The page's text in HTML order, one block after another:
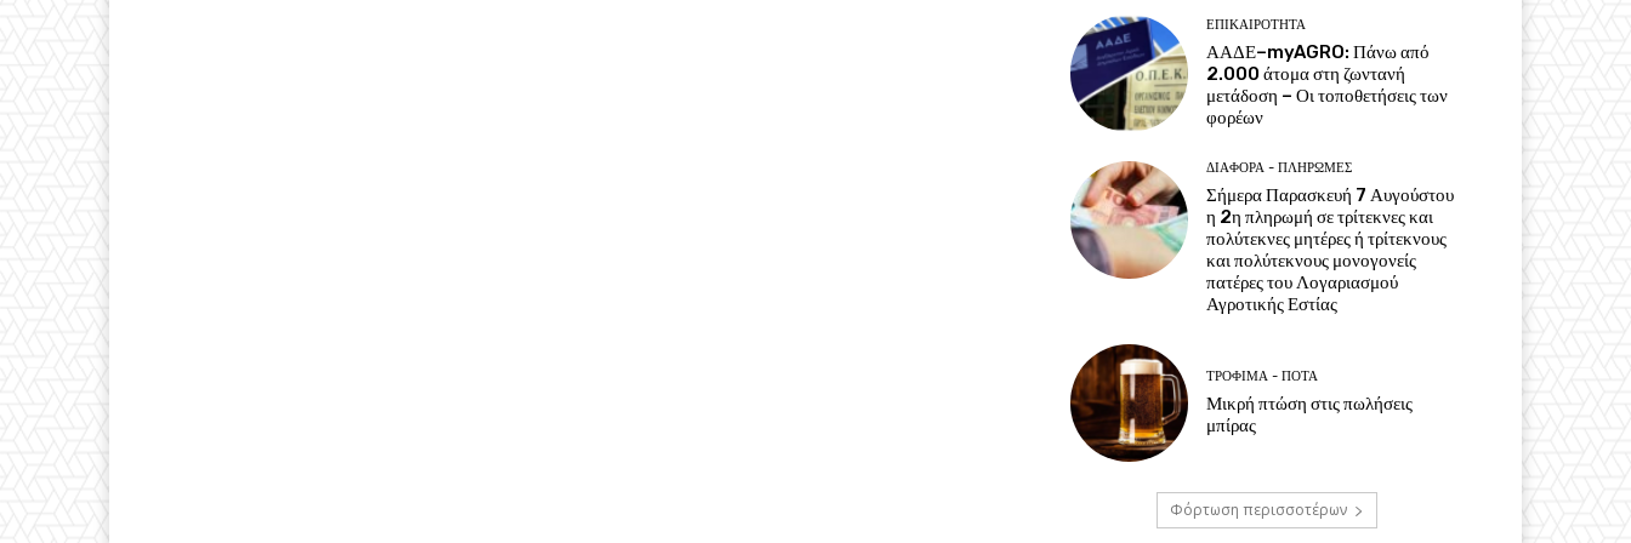
ΕΠΙΚΑΙΡΌΤΗΤΑ
ΑΑΔΕ–myAGRO: Πάνω από
2.000 άτομα στη ζωντανή
μετάδοση – Οι τοποθετήσεις των
φορέων
ΔΙΆΦΟΡΑ - ΠΛΗΡΩΜΈΣ
Σήμερα Παρασκευή 7 Αυγούστου
η 2η πληρωμή σε τρίτεκνες και
πολύτεκνες μητέρες ή τρίτεκνους
και πολύτεκνους μονογονείς
πατέρες του Λογαριασμού
Αγροτικής Εστίας
ΤΡΌΦΙΜΑ - ΠΟΤΆ
Μικρή πτώση στις πωλήσεις
μπίρας
Φόρτωση περισσοτέρων